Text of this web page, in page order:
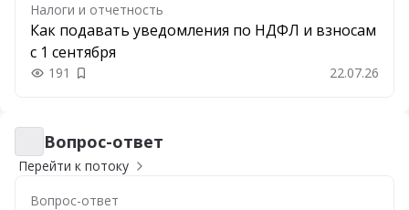
Налоги и отчетность
Как подавать уведомления по НДФЛ и взносам
с 1 сентября
191 Добавить в закладки 22.07.26
Вопрос-ответ
Вопрос-ответ
Перейти к потоку
Вопрос-ответ